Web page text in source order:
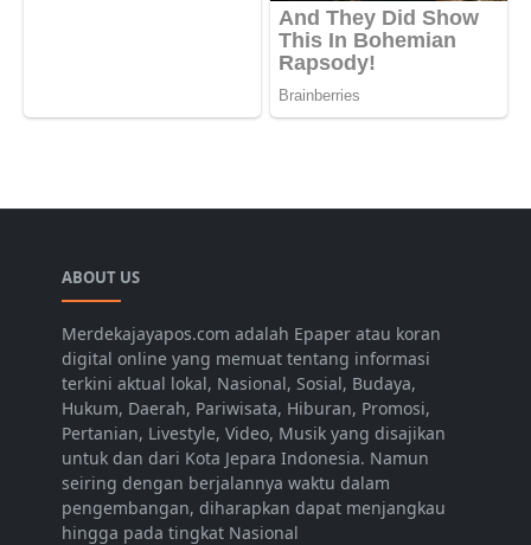
ABOUT US
Merdekajayapos.com adalah Epaper atau koran
digital online yang memuat tentang informasi
terkini aktual lokal, Nasional, Sosial, Budaya,
Hukum, Daerah, Pariwisata, Hiburan, Promosi,
Pertanian, Livestyle, Video, Musik yang disajikan
untuk dan dari Kota Jepara Indonesia. Namun
seiring dengan berjalannya waktu dalam
pengembangan, diharapkan dapat menjangkau
hingga pada tingkat Nasional